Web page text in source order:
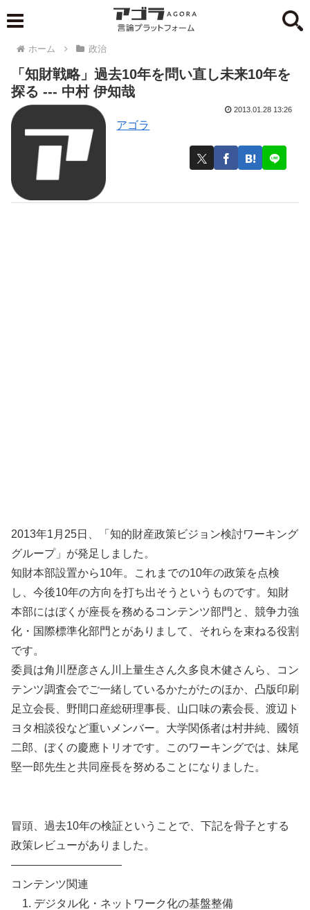
ホーム 政治
「知財戦略」過去10年を問い直し未来10年を
探る --- 中村 伊知哉
アゴラ
2013.01.28 13:26
2013年1月25日、「知的財産政策ビジョン検討ワーキング
グループ」が発足しました。
知財本部設置から10年。これまでの10年の政策を点検
し、今後10年の方向を打ち出そうというものです。知財
本部にはぼくが座長を務めるコンテンツ部門と、競争力強
化・国際標準化部門とがありまして、それらを束ねる役割
です。
委員は角川歴彦さん川上量生さん久多良木健さんら、コン
テンツ調査会でご一緒しているかたがたのほか、凸版印刷
足立会長、野間口産総研理事長、山口味の素会長、渡辺ト
ヨタ相談役など重いメンバー。大学関係者は村井純、國領
二郎、ぼくの慶應トリオです。このワーキングでは、妹尾
堅一郎先生と共同座長を努めることになりました。
冒頭、過去10年の検証ということで、下記を骨子とする
政策レビューがありました。
——————————
コンテンツ関連
1. デジタル化・ネットワーク化の基盤整備